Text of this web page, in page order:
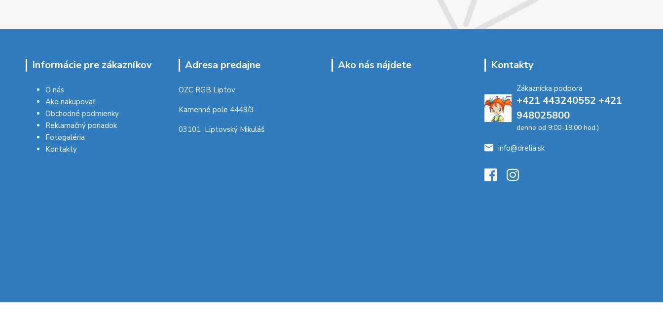
Informácie pre zákazníkov
O nás
Ako nakupovať
Obchodné podmienky
Reklamačný poriadok
Fotogaléria
Kontakty
Adresa predajne
OZC RGB Liptov
Kamenné pole 4449/3
03101 Liptovský Mikuláš
Ako nás nájdete Kontakty
Zákaznícka podpora
+421 443240552 +421
948025800
denne od 9:00-19:00 hod.)
info@drelia.sk